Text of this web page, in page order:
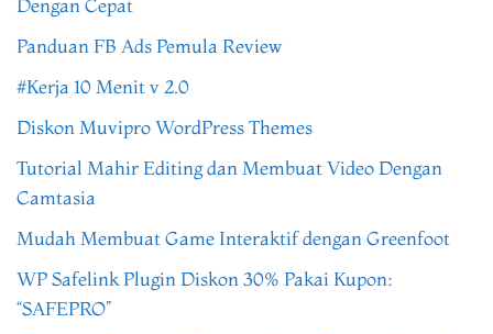
Panduan FB Ads Pemula Review
#Kerja 10 Menit v 2.0
Diskon Muvipro WordPress Themes
Tutorial Mahir Editing dan Membuat Video Dengan
Camtasia
Mudah Membuat Game Interaktif dengan Greenfoot
WP Safelink Plugin Diskon 30% Pakai Kupon:
“SAFEPRO”